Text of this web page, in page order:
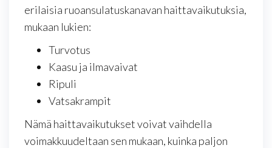
erilaisia ruoansulatuskanavan haittavaikutuksia,
mukaan lukien:
Turvotus
Kaasu ja ilmavaivat
Ripuli
Vatsakrampit
Nämä haittavaikutukset voivat vaihdella
voimakkuudeltaan sen mukaan, kuinka paljon